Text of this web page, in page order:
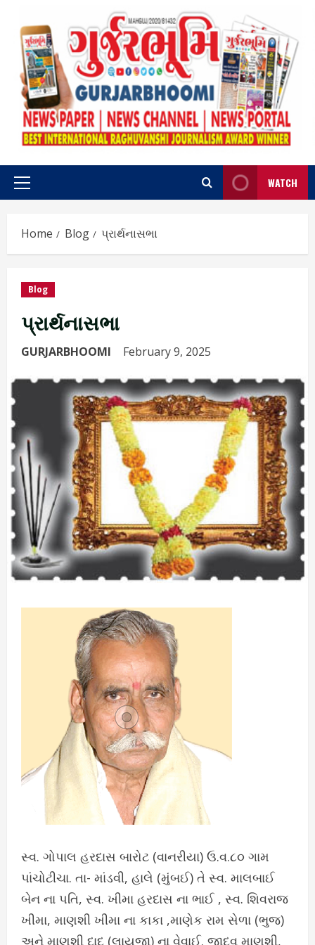
content
Primary
WATCH
Home Blog પ્રાર્થનાસભા
Blog
પ્રાર્થનાસભા
GURJARBHOOMI February 9, 2025
સ્વ. ગોપાલ હરદાસ બારોટ (વાનરીયા) ઉ.વ.૮૦ ગામ
પાંચોટીચા. તા- માંડવી, હાલે (મુંબઈ) તે સ્વ. માલબાઈ
બેન ના પતિ, સ્વ. ખીમા હરદાસ ના ભાઈ , સ્વ. શિવરાજ
ખીમા, માણશી ખીમા ના કાકા ,માણેક રામ સેળા (ભુજ)
અને માણશી દાદૂ (લાયજા) ના વેવાઈ. જાદવ માણશી,